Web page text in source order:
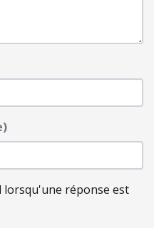
lorsqu'une réponse est